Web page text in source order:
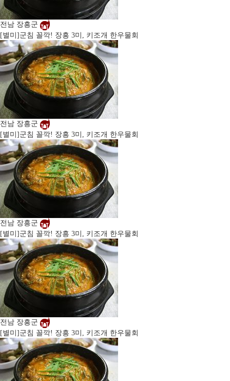
전남 장흥군
[별미] 군침 꼴깍! 장흥 3미, 키조개 한우물회
전남 장흥군
[별미] 군침 꼴깍! 장흥 3미, 키조개 한우물회
전남 장흥군
[별미] 군침 꼴깍! 장흥 3미, 키조개 한우물회
전남 장흥군
[별미] 군침 꼴깍! 장흥 3미, 키조개 한우물회